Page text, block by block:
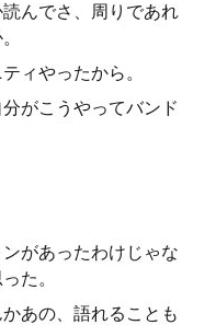
んでさ、周りであれ
ィやったから。
がこうやってバンド
があったわけじゃな
た。
あの、語れることも